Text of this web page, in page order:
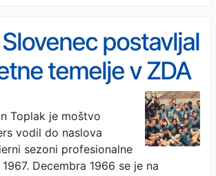
postavljal
temelje v ZDA
Toplak je moštvo
vodil do naslova
sezoni profesionalne
Decembra 1966 se je na